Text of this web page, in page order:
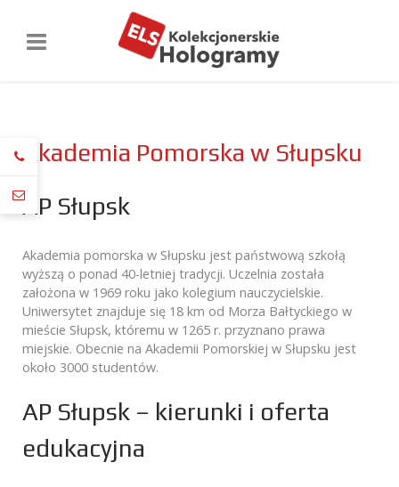
Akademia Pomorska w Słupsku
AP Słupsk
Akademia pomorska w Słupsku jest państwową szkołą
wyższą o ponad 40-letniej tradycji. Uczelnia została
założona w 1969 roku jako kolegium nauczycielskie.
Uniwersytet znajduje się 18 km od Morza Bałtyckiego w
mieście Słupsk, któremu w 1265 r. przyznano prawa
miejskie. Obecnie na Akademii Pomorskiej w Słupsku jest
około 3000 studentów.
AP Słupsk – kierunki i oferta
edukacyjna